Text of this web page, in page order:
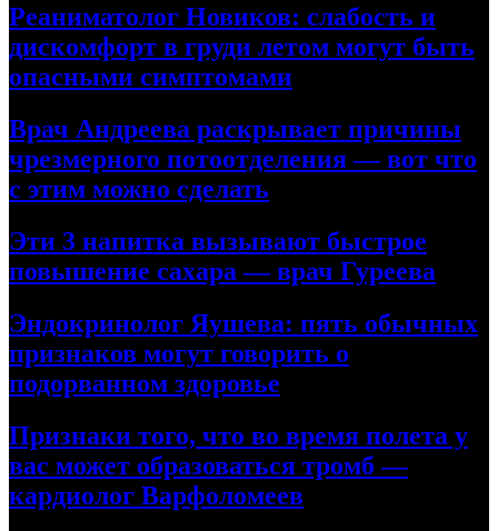
Реаниматолог Новиков: слабость и
дискомфорт в груди летом могут быть
опасными симптомами
Врач Андреева раскрывает причины
чрезмерного потоотделения — вот что
с этим можно сделать
Эти 3 напитка вызывают быстрое
повышение сахара — врач Гуреева
Эндокринолог Яушева: пять обычных
признаков могут говорить о
подорванном здоровье
Признаки того, что во время полета у
вас может образоваться тромб —
кардиолог Варфоломеев